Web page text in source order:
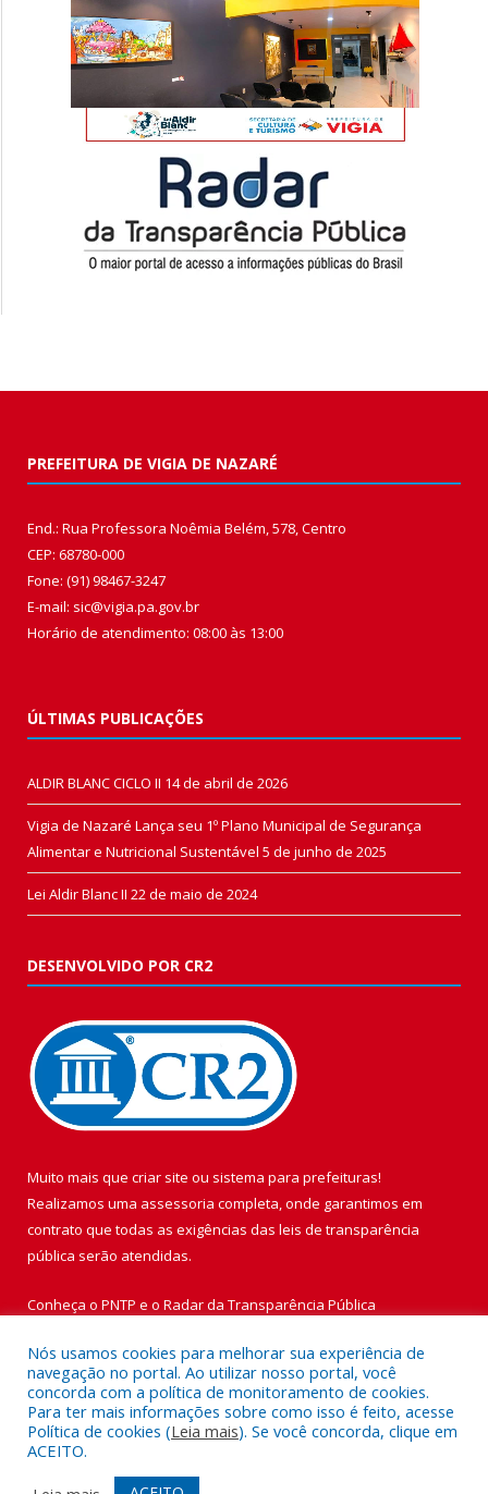
PREFEITURA DE VIGIA DE NAZARÉ
End.: Rua Professora Noêmia Belém, 578, Centro
CEP: 68780-000
Fone: (91) 98467-3247
E-mail: sic@vigia.pa.gov.br
Horário de atendimento: 08:00 às 13:00
ÚLTIMAS PUBLICAÇÕES
ALDIR BLANC CICLO II 14 de abril de 2026
Vigia de Nazaré Lança seu 1º Plano Municipal de Segurança
Alimentar e Nutricional Sustentável 5 de junho de 2025
Lei Aldir Blanc II 22 de maio de 2024
DESENVOLVIDO POR CR2
Muito mais que criar site ou sistema para prefeituras!
Realizamos uma assessoria completa, onde garantimos em
contrato que todas as exigências das leis de transparência
pública serão atendidas.
Conheça o PNTP e o Radar da Transparência Pública
Todos os direitos reservados a Prefeitura Municipal de Vigia de
Nazaré.
Nós usamos cookies para melhorar sua experiência de
navegação no portal. Ao utilizar nosso portal, você
concorda com a política de monitoramento de cookies.
Para ter mais informações sobre como isso é feito, acesse
Política de cookies (Leia mais). Se você concorda, clique em
ACEITO.